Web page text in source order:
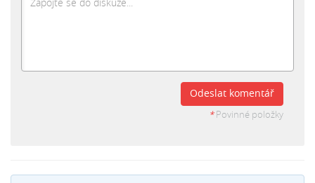
Odeslat komentář
*Povinné položky